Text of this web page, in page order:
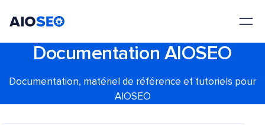
Documentation AIOSEO
Documentation, matériel de référence et tutoriels pour
AIOSEO